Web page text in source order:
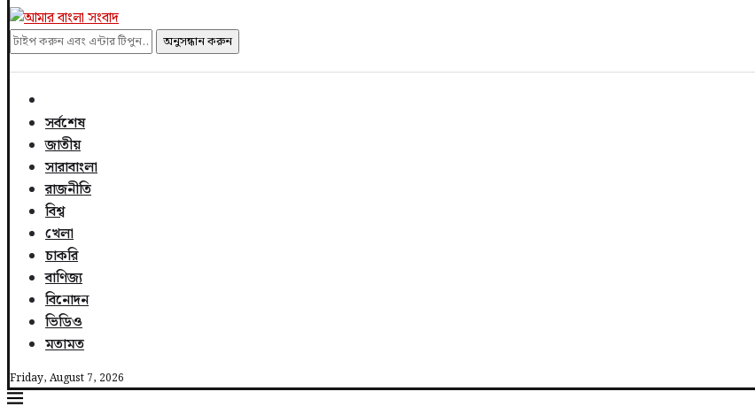
অনুসন্ধান করুন
সর্বশেষ
জাতীয়
সারাবাংলা
রাজনীতি
বিশ্ব
খেলা
চাকরি
বাণিজ্য
বিনোদন
ভিডিও
মতামত
Friday, August 7, 2026